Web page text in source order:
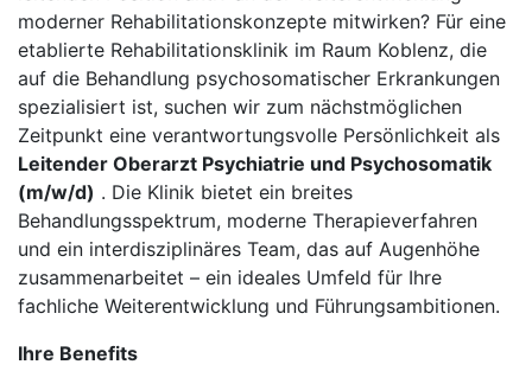
moderner Rehabilitationskonzepte mitwirken? Für eine
etablierte Rehabilitationsklinik im Raum Koblenz, die
auf die Behandlung psychosomatischer Erkrankungen
spezialisiert ist, suchen wir zum nächstmöglichen
Zeitpunkt eine verantwortungsvolle Persönlichkeit als
Leitender Oberarzt Psychiatrie und Psychosomatik
(m/w/d) . Die Klinik bietet ein breites
Behandlungsspektrum, moderne Therapieverfahren
und ein interdisziplinäres Team, das auf Augenhöhe
zusammenarbeitet – ein ideales Umfeld für Ihre
fachliche Weiterentwicklung und Führungsambitionen.
Ihre Benefits